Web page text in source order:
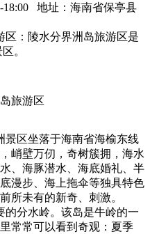
地址：海南省保亭县
区：陵水分界洲岛旅游区是
。
旅游区
景区坐落于海南省海榆东线
峭壁万仞，奇树簇拥，海水
、海豚潜水、海底婚礼、半
漫步、海上拖伞等独具特色
所未有的新奇、刺激。
的分水岭。该岛是牛岭的一
常常可以看到奇观：夏季